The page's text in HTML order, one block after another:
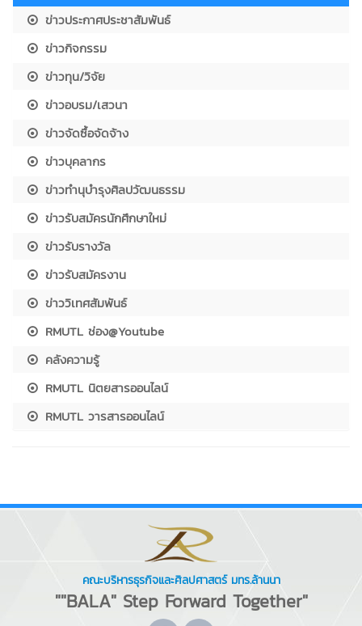
ข่าวประกาศประชาสัมพันธ์
ข่าวกิจกรรม
ข่าวทุน/วิจัย
ข่าวอบรม/เสวนา
ข่าวจัดซื้อจัดจ้าง
ข่าวบุคลากร
ข่าวทำนุบำรุงศิลปวัฒนธรรม
ข่าวรับสมัครนักศึกษาใหม่
ข่าวรับรางวัล
ข่าวรับสมัครงาน
ข่าววิเทศสัมพันธ์
RMUTL ช่อง@Youtube
คลังความรู้
RMUTL นิตยสารออนไลน์
RMUTL วารสารออนไลน์
คณะบริหารธุรกิจและศิลปศาสตร์ มทร.ล้านนา
""BALA" Step Forward Together"